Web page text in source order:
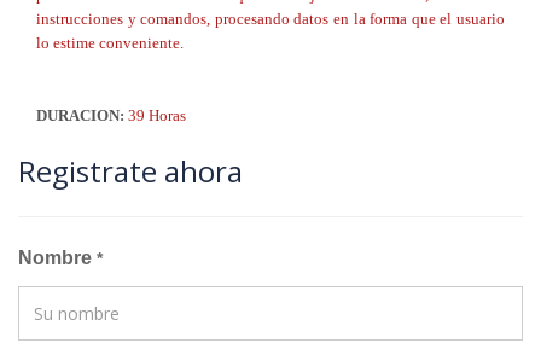
instrucciones y comandos, procesando datos en la forma que el usuario
lo estime conveniente.
DURACION: 39 Horas
Registrate ahora
Nombre *